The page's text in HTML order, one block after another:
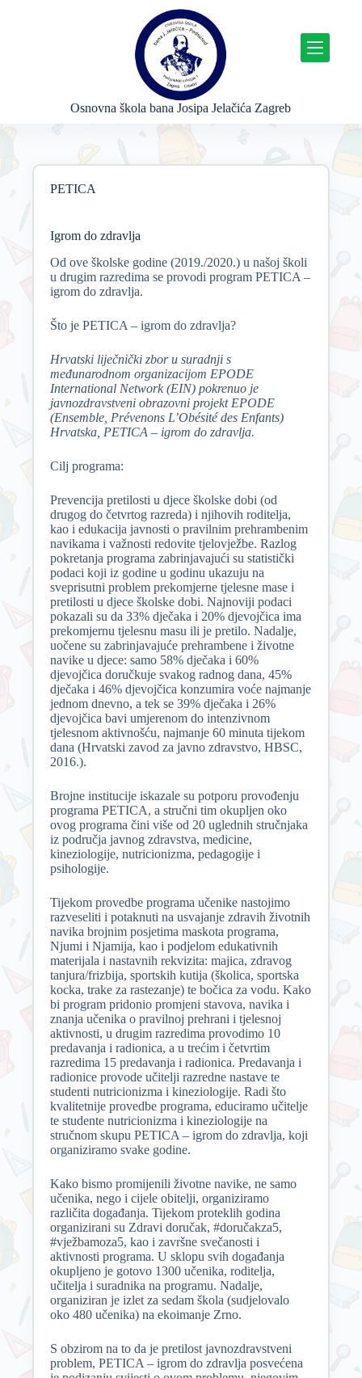
Osnovna škola bana Josipa Jelačića Zagreb
PETICA
Igrom do zdravlja
Od ove školske godine (2019./2020.) u našoj školi
u drugim razredima se provodi program PETICA –
igrom do zdravlja.
Što je PETICA – igrom do zdravlja?
Hrvatski liječnički zbor u suradnji s
međunarodnom organizacijom EPODE
International Network (EIN) pokrenuo je
javnozdravstveni obrazovni projekt EPODE
(Ensemble, Prévenons L’Obésité des Enfants)
Hrvatska, PETICA – igrom do zdravlja.
Cilj programa:
Prevencija pretilosti u djece školske dobi (od
drugog do četvrtog razreda) i njihovih roditelja,
kao i edukacija javnosti o pravilnim prehrambenim
navikama i važnosti redovite tjelovježbe. Razlog
pokretanja programa zabrinjavajući su statistički
podaci koji iz godine u godinu ukazuju na
sveprisutni problem prekomjerne tjelesne mase i
pretilosti u djece školske dobi. Najnoviji podaci
pokazali su da 33% dječaka i 20% djevojčica ima
prekomjernu tjelesnu masu ili je pretilo. Nadalje,
uočene su zabrinjavajuće prehrambene i životne
navike u djece: samo 58% dječaka i 60%
djevojčica doručkuje svakog radnog dana, 45%
dječaka i 46% djevojčica konzumira voće najmanje
jednom dnevno, a tek se 39% dječaka i 26%
djevojčica bavi umjerenom do intenzivnom
tjelesnom aktivnošću, najmanje 60 minuta tijekom
dana (Hrvatski zavod za javno zdravstvo, HBSC,
2016.).
Brojne institucije iskazale su potporu provođenju
programa PETICA, a stručni tim okupljen oko
ovog programa čini više od 20 uglednih stručnjaka
iz područja javnog zdravstva, medicine,
kineziologije, nutricionizma, pedagogije i
psihologije.
Tijekom provedbe programa učenike nastojimo
razveseliti i potaknuti na usvajanje zdravih životnih
navika brojnim posjetima maskota programa,
Njumi i Njamija, kao i podjelom edukativnih
materijala i nastavnih rekvizita: majica, zdravog
tanjura/frizbija, sportskih kutija (školica, sportska
kocka, trake za rastezanje) te bočica za vodu. Kako
bi program pridonio promjeni stavova, navika i
znanja učenika o pravilnoj prehrani i tjelesnoj
aktivnosti, u drugim razredima provodimo 10
predavanja i radionica, a u trećim i četvrtim
razredima 15 predavanja i radionica. Predavanja i
radionice provode učitelji razredne nastave te
studenti nutricionizma i kineziologije. Radi što
kvalitetnije provedbe programa, educiramo učitelje
te studente nutricionizma i kineziologije na
stručnom skupu PETICA – igrom do zdravlja, koji
organiziramo svake godine.
Kako bismo promijenili životne navike, ne samo
učenika, nego i cijele obitelji, organiziramo
različita događanja. Tijekom proteklih godina
organizirani su Zdravi doručak, #doručakza5,
#vježbamoza5, kao i završne svečanosti i
aktivnosti programa. U sklopu svih događanja
okupljeno je gotovo 1300 učenika, roditelja,
učitelja i suradnika na programu. Nadalje,
organiziran je izlet za sedam škola (sudjelovalo
oko 480 učenika) na ekoimanje Zrno.
S obzirom na to da je pretilost javnozdravstveni
problem, PETICA – igrom do zdravlja posvećena